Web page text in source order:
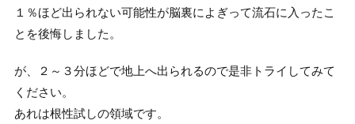
１％ほど出られない可能性が脳裏によぎって流石に入ったこ
とを後悔しました。
が、２～３分ほどで地上へ出られるので是非トライしてみて
ください。
あれは根性試しの領域です。